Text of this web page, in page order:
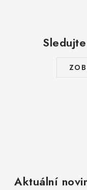
Aktuální